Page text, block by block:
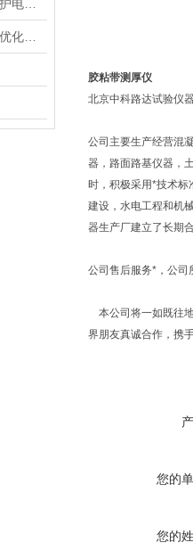
胶粘带测厚仪
北京中科路达试验仪
公司主要生产经营混
器，路面路基仪器，
时，积极采用*技术
建设，水电工程和机
器生产厂建立了长期
公司售后服务*，公司
本公司将一如既往
界朋友真诚合作，携
您的
您的